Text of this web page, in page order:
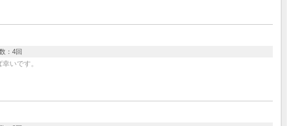
：4回
いです。